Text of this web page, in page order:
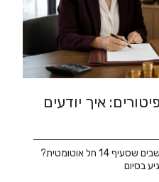
פיטורים: איך יודעים
רואים בתלוש הפרשה לפיצויים וחושבים שסעיף 14 חל אוטומטית?
בסיום